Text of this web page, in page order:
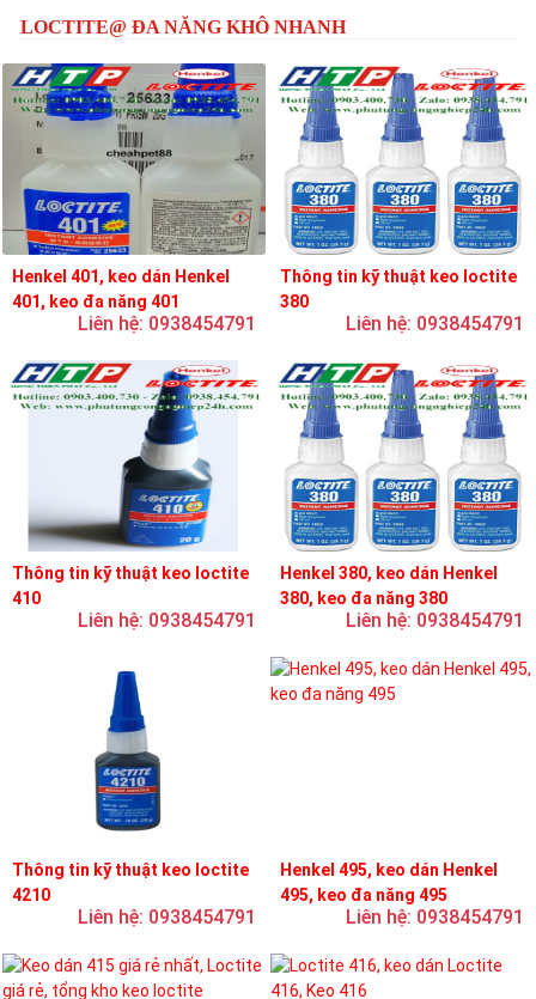
LOCTITE@ ĐA NĂNG KHÔ NHANH
Henkel 401, keo dán Henkel
401, keo đa năng 401
Liên hệ: 0938454791
Thông tin kỹ thuật keo loctite
380
Liên hệ: 0938454791
Thông tin kỹ thuật keo loctite
410
Liên hệ: 0938454791
Henkel 380, keo dán Henkel
380, keo đa năng 380
Liên hệ: 0938454791
Thông tin kỹ thuật keo loctite
4210
Liên hệ: 0938454791
Henkel 495, keo dán Henkel
495, keo đa năng 495
Liên hệ: 0938454791